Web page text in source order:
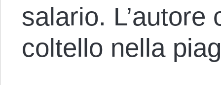
salario.
coltello nella